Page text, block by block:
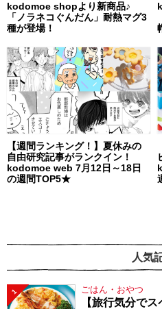
kodomoe shopより新商品♪
「ノラネコぐんだん」耐熱マグ3
種が登場！
【週間ランキング！】夏休みの
自由研究記事がランクイン！
kodomoe web 7月12日～18日
の週間TOP5★
人気
1 ごはん・おやつ
【旅行気分で